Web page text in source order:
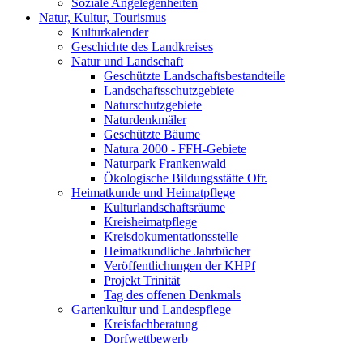
Soziale Angelegenheiten
Natur, Kultur, Tourismus
Kulturkalender
Geschichte des Landkreises
Natur und Landschaft
Geschützte Landschaftsbestandteile
Landschaftsschutzgebiete
Naturschutzgebiete
Naturdenkmäler
Geschützte Bäume
Natura 2000 - FFH-Gebiete
Naturpark Frankenwald
Ökologische Bildungsstätte Ofr.
Heimatkunde und Heimatpflege
Kulturlandschaftsräume
Kreisheimatpflege
Kreisdokumentationsstelle
Heimatkundliche Jahrbücher
Veröffentlichungen der KHPf
Projekt Trinität
Tag des offenen Denkmals
Gartenkultur und Landespflege
Kreisfachberatung
Dorfwettbewerb